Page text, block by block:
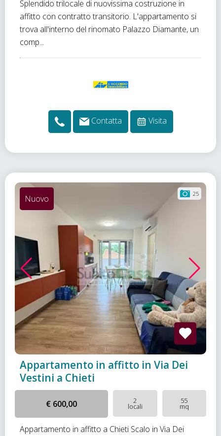
Splendido trilocale di nuovissima costruzione in
affitto con contratto transitorio. L'appartamento si
trova all'interno del rinomato Palazzo Diamante, un
comp...
Contatta Visita
25
Nuovo
Appartamento in affitto in Via Dei
Vestini a Chieti
€ 600,00 2
locali
55
mq
Appartamento in affitto a Chieti Scalo in Via Dei